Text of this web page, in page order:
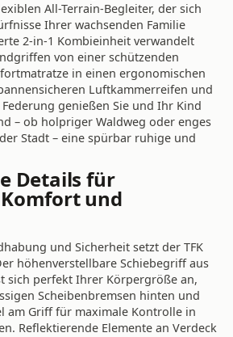
All-Terrain-Begleiter, der sich
Ihrer wachsenden Familie
2-in-1 Kombieinheit verwandelt
von einer schützenden
in einen ergonomischen
Luftkammerreifen und
genießen Sie und Ihr Kind
– ob holpriger Waldweg oder enges
Stadt – eine spürbar ruhige und
Details für
und
und Sicherheit setzt der TFK
höhenverstellbare Schiebegriff aus
sich perfekt Ihrer Körpergröße an,
Scheibenbremsen hinten und
am Griff für maximale Kontrolle in
Reflektierende Elemente an Verdeck